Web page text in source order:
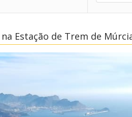
Estação de Trem de